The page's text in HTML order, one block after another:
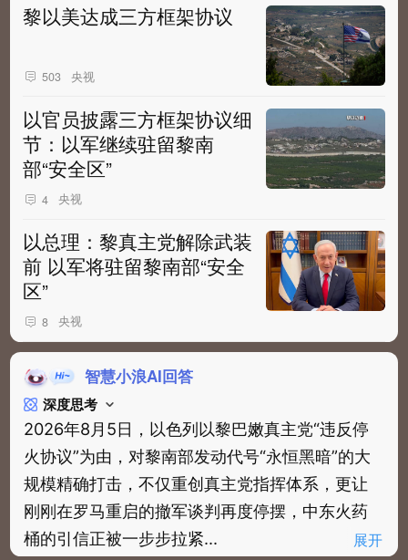
黎以美达成三方框架协议
503 央视
以官员披露三方框架协议细
节：以军继续驻留黎南
部“安全区”
4 央视
以总理：黎真主党解除武装
前 以军将驻留黎南部“安全
区”
8 央视
智慧小浪AI回答
深度思考
2026年8月5日，以色列以黎巴嫩真主党“违反停
火协议”为由，对黎南部发动代号“永恒黑暗”的大
规模精确打击，不仅重创真主党指挥体系，更让
刚刚在罗马重启的撤军谈判再度停摆，中东火药
桶的引信正被一步步拉紧...
展开